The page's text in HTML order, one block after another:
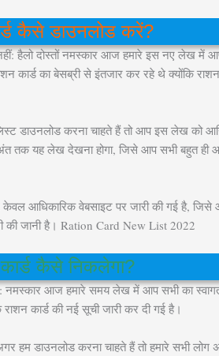
कैसे डाउनलोड करें?
हैलो दोस्तों नमस्कार आज हमारे इस नए लेख में
का बेसब्री से इंतजार कर रहे थे क्योंकि
डाउनलोड करना चाहते हैं तो आप इस लेख
यह लेख देखना होगा, जिसे आप सभी बहुत ही
आधिकारिक वेबसाइट पर जारी की गई है, जिसे
की जानी है। Ration Card New List 2022
कैसे निकलेगा?
आज हमारे समय लेख में आप सभी का
कार्ड की नई सूची जारी कर दी गई है।
हम डाउनलोड करना चाहते हैं तो हमारे सभी लोग